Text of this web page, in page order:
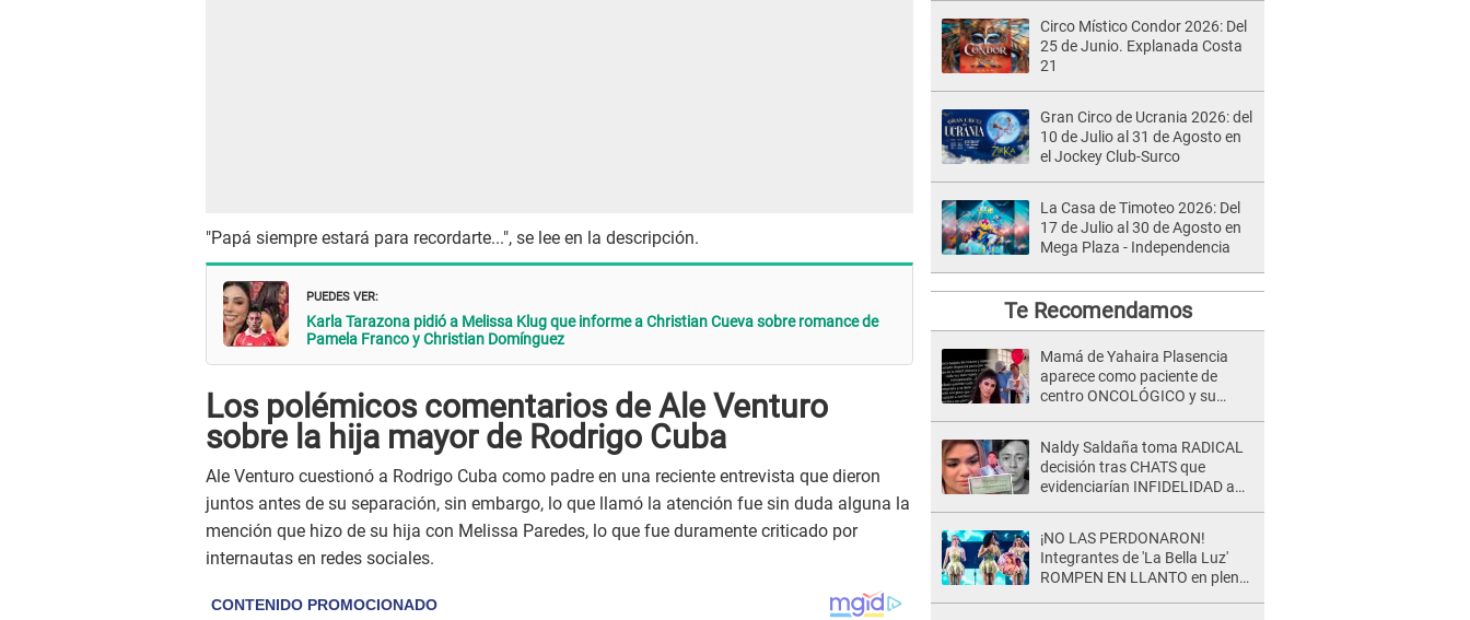
"Papá siempre estará para recordarte...", se lee en la descripción.
PUEDES VER:
Karla Tarazona pidió a Melissa Klug que informe a Christian Cueva sobre romance de
Pamela Franco y Christian Domínguez
Los polémicos comentarios de Ale Venturo
sobre la hija mayor de Rodrigo Cuba
Ale Venturo cuestionó a Rodrigo Cuba como padre en una reciente entrevista que dieron
juntos antes de su separación, sin embargo, lo que llamó la atención fue sin duda alguna la
mención que hizo de su hija con Melissa Paredes, lo que fue duramente criticado por
internautas en redes sociales.
Circo Místico Condor 2026: Del
25 de Junio. Explanada Costa
21
Gran Circo de Ucrania 2026: del
10 de Julio al 31 de Agosto en
el Jockey Club-Surco
La Casa de Timoteo 2026: Del
17 de Julio al 30 de Agosto en
Mega Plaza - Independencia
Te Recomendamos
Mamá de Yahaira Plasencia
aparece como paciente de
centro ONCOLÓGICO y su
Naldy Saldaña toma RADICAL
decisión tras CHATS que
evidenciarían INFIDELIDAD a
¡NO LAS PERDONARON!
Integrantes de 'La Bella Luz'
ROMPEN EN LLANTO en pleno